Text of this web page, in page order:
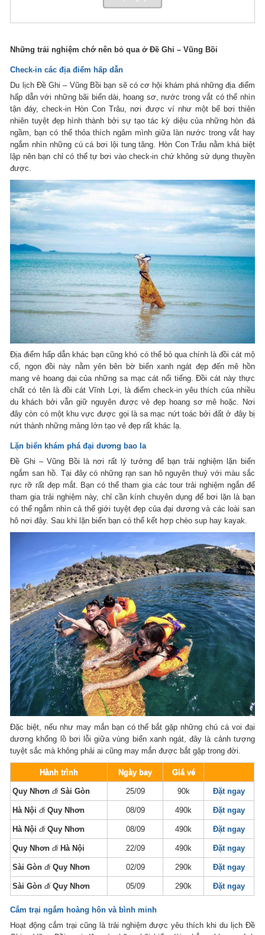
Những trải nghiệm chớ nên bỏ qua ở Đề Ghi – Vũng Bồi
Check-in các địa điểm hấp dẫn
Du lịch Đề Ghi – Vũng Bồi bạn sẽ có cơ hội khám phá những địa điểm
hấp dẫn với những bãi biển dài, hoang sơ, nước trong vắt có thể nhìn
tận đáy, check-in Hòn Con Trâu, nơi được ví như một bể bơi thiên
nhiên tuyệt đẹp hình thành bởi sự tạo tác kỳ diệu của những hòn đá
ngầm, bạn có thể thỏa thích ngâm mình giữa làn nước trong vắt hay
ngắm nhìn những cú cá bơi lội tung tăng. Hòn Con Trâu nằm khá biệt
lập nên bạn chỉ có thể tự bơi vào check-in chứ không sử dụng thuyền
được.
Địa điểm hấp dẫn khác bạn cũng khó có thể bỏ qua chính là đồi cát mộ
cổ, ngọn đồi này nằm yên bên bờ biển xanh ngát đẹp đến mê hồn
mang vẻ hoang dại của những sa mạc cát nổi tiếng. Đồi cát này thực
chất có tên là đồi cát Vĩnh Lợi, là điểm check-in yêu thích của nhiều
du khách bởi vẫn giữ nguyên được vẻ đẹp hoang sơ mê hoặc. Nơi
đây còn có một khu vực được gọi là sa mạc nứt toác bởi đất ở đây bị
nứt thành những mảng lớn tạo vẻ đẹp rất khác lạ.
Lặn biển khám phá đại dương bao la
Đề Ghi – Vũng Bồi là nơi rất lý tưởng để bạn trải nghiệm lặn biển
ngắm san hồ. Tại đây có những rạn san hô nguyên thuỷ với màu sắc
rực rỡ rất đẹp mắt. Bạn có thể tham gia các tour trải nghiệm ngắn để
tham gia trải nghiệm này, chỉ cần kính chuyên dụng để bơi lặn là bạn
có thể ngắm nhìn cả thế giới tuyệt đẹp của đại dương và các loài san
hô nơi đây. Sau khi lặn biển bạn có thể kết hợp chèo sup hay kayak.
Đặc biệt, nếu như may mắn bạn có thể bắt gặp những chú cá voi đại
dương khổng lồ bơi lỗi giữa vùng biển xanh ngát, đây là cảnh tượng
tuyệt sắc mà không phải ai cũng may mắn được bắt gặp trong đời.
Hành trình Ngày bay Giá vé
Quy Nhơnđi Sài Gòn 25/09 90k Đặt ngay
Hà Nộiđi Quy Nhơn 08/09 490k Đặt ngay
Hà Nộiđi Quy Nhơn 08/09 490k Đặt ngay
Quy Nhơnđi Hà Nội 22/09 490k Đặt ngay
Sài Gònđi Quy Nhơn 02/09 290k Đặt ngay
Sài Gònđi Quy Nhơn 05/09 290k Đặt ngay
Cắm trại ngắm hoàng hôn và bình minh
Hoạt động cắm trại cũng là trải nghiệm được yêu thích khi du lịch Đề